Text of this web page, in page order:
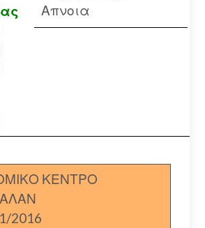
Απνοια
ΚΕΝΤΡΟ
2016